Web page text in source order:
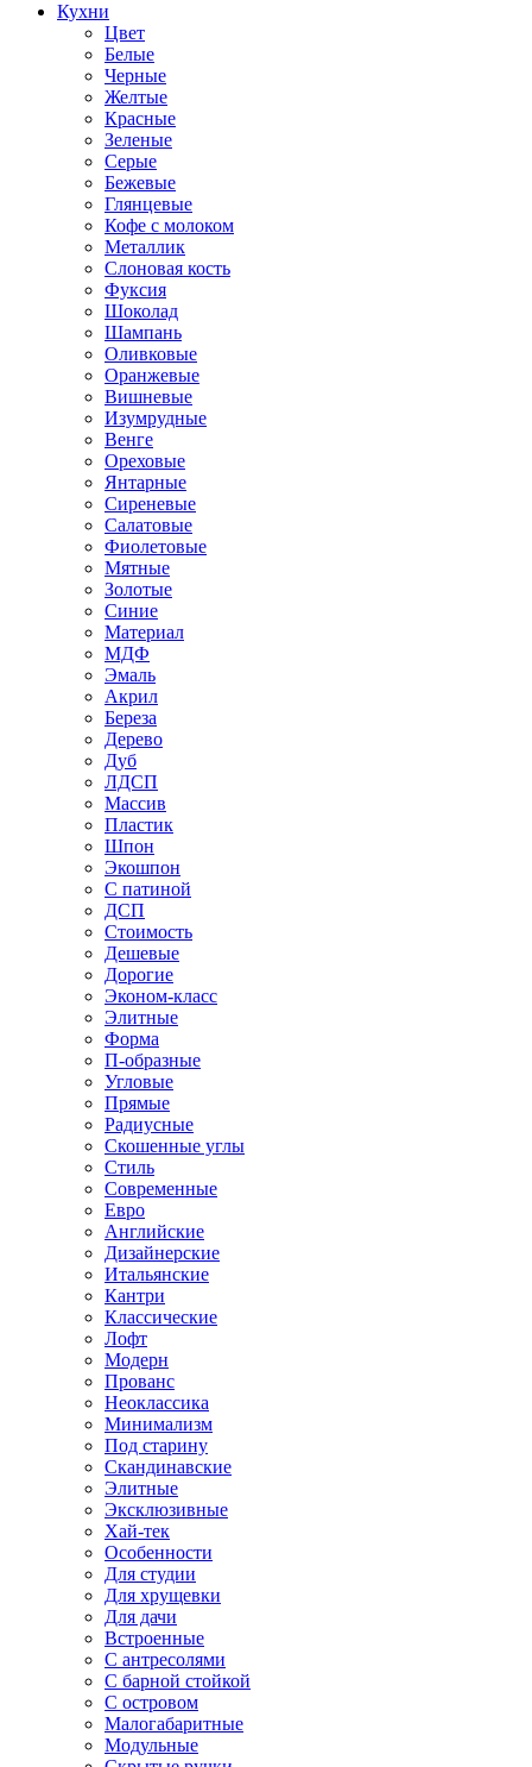
Кухни
Цвет
Белые
Черные
Желтые
Красные
Зеленые
Серые
Бежевые
Глянцевые
Кофе с молоком
Металлик
Слоновая кость
Фуксия
Шоколад
Шампань
Оливковые
Оранжевые
Вишневые
Изумрудные
Венге
Ореховые
Янтарные
Сиреневые
Салатовые
Фиолетовые
Мятные
Золотые
Синие
Материал
МДФ
Эмаль
Акрил
Береза
Дерево
Дуб
ЛДСП
Массив
Пластик
Шпон
Экошпон
С патиной
ДСП
Стоимость
Дешевые
Дорогие
Эконом-класс
Элитные
Форма
П-образные
Угловые
Прямые
Радиусные
Скошенные углы
Стиль
Современные
Евро
Английские
Дизайнерские
Итальянские
Кантри
Классические
Лофт
Модерн
Прованс
Неоклассика
Минимализм
Под старину
Скандинавские
Элитные
Эксклюзивные
Хай-тек
Особенности
Для студии
Для хрущевки
Для дачи
Встроенные
С антресолями
С барной стойкой
С островом
Малогабаритные
Модульные